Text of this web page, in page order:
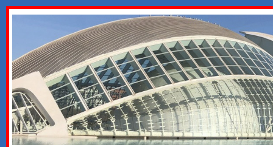
bydlikemevropou.com